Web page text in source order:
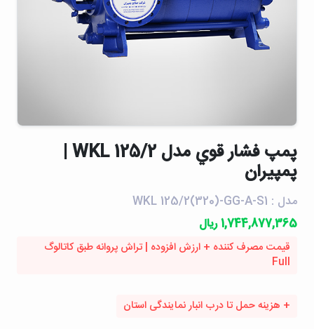
پمپ فشار قوي مدل WKL 125/2 |
پمپیران
مدل : WKL 125/2(320)-GG-A-S1
1,744,877,365 ریال
قیمت مصرف کننده + ارزش افزوده | تراش پروانه طبق کاتالوگ
Full
+ هزینه حمل تا درب انبار نمایندگی استان